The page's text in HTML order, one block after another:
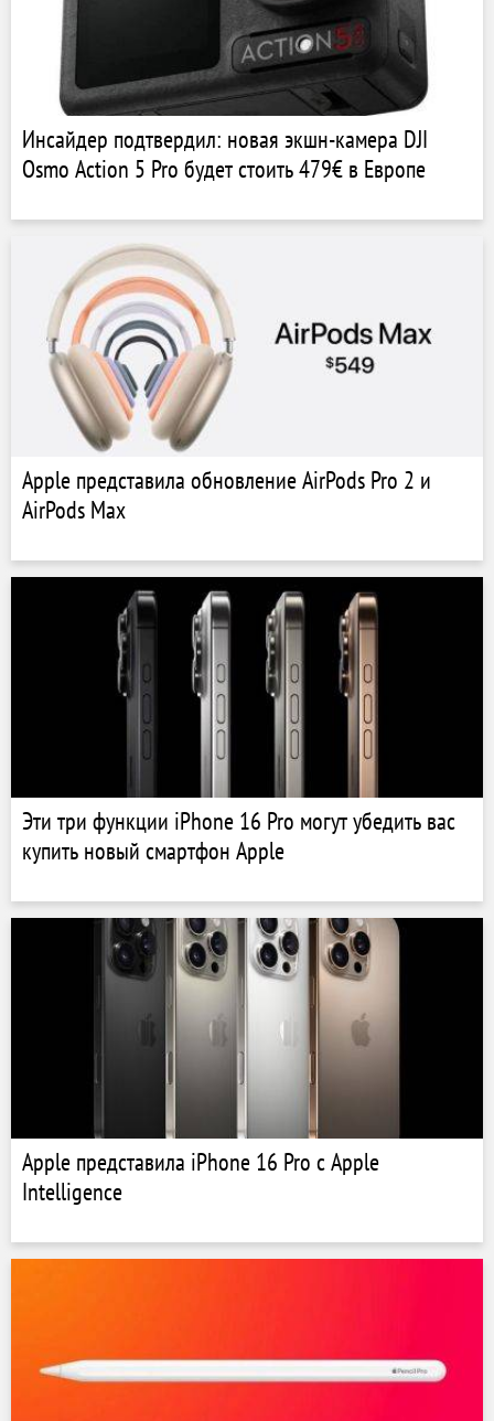
Инсайдер подтвердил: новая экшн-камера DJI
Osmo Action 5 Pro будет стоить 479€ в Европе
Apple представила обновление AirPods Pro 2 и
AirPods Max
Эти три функции iPhone 16 Pro могут убедить вас
купить новый смартфон Apple
Apple представила iPhone 16 Pro с Apple
Intelligence